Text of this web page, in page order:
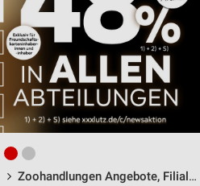
Zoohandlungen Angebote, Filialen & Öffnungszeiten